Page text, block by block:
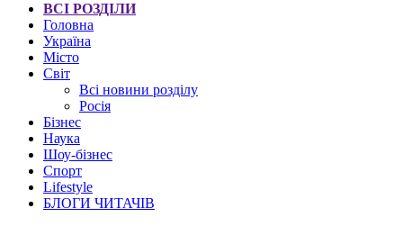
ВСІ РОЗДІЛИ
Головна
Україна
Місто
Світ
Всі новини розділу
Росія
Бізнес
Наука
Шоу-бізнес
Спорт
Lifestyle
БЛОГИ ЧИТАЧІВ